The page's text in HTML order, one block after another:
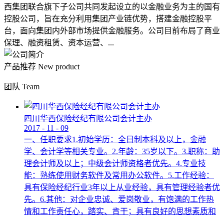
西集团联合旗下子公司共同发起设立的以金融业务为主的国有
控股公司，旨在充分利用集团产业链优势，搭建金融控股平
台，面向集团内外部市场提供金融服务。公司目前布局了商业
保理、融资租赁、资本运营、...
产品推荐 New product
团队 Team
四川华西保险经纪有限公司会计主办
2017 - 11 - 09
一、任职要求1.初始学历：全日制本科及以上，金融
学、会计学等相关专业。2.年龄：35岁以下。3.职称：助
理会计师及以上；中级会计师资格者优先。4.专业技
能：熟练使用财务软件及常用办公软件。5.工作经验：
具有保险经纪行业3年以上从业经验，具有管理经验者优
先。6.其他：对企业忠诚、爱岗敬业，有饱满的工作热
情和工作责任心，踏实、肯干；具有良好的思想素质和